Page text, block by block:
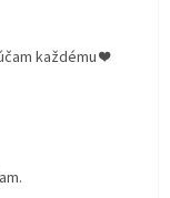
každému ❤️